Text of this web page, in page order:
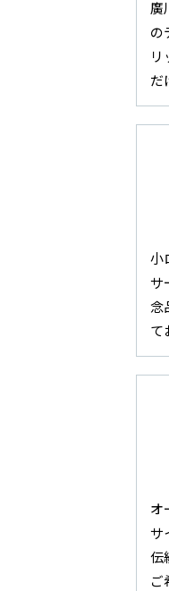
廣
の
だ
小
サ
念
て
オ
サ
伝
ご